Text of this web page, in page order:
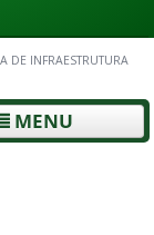
DE INFRAESTRUTURA
MENU